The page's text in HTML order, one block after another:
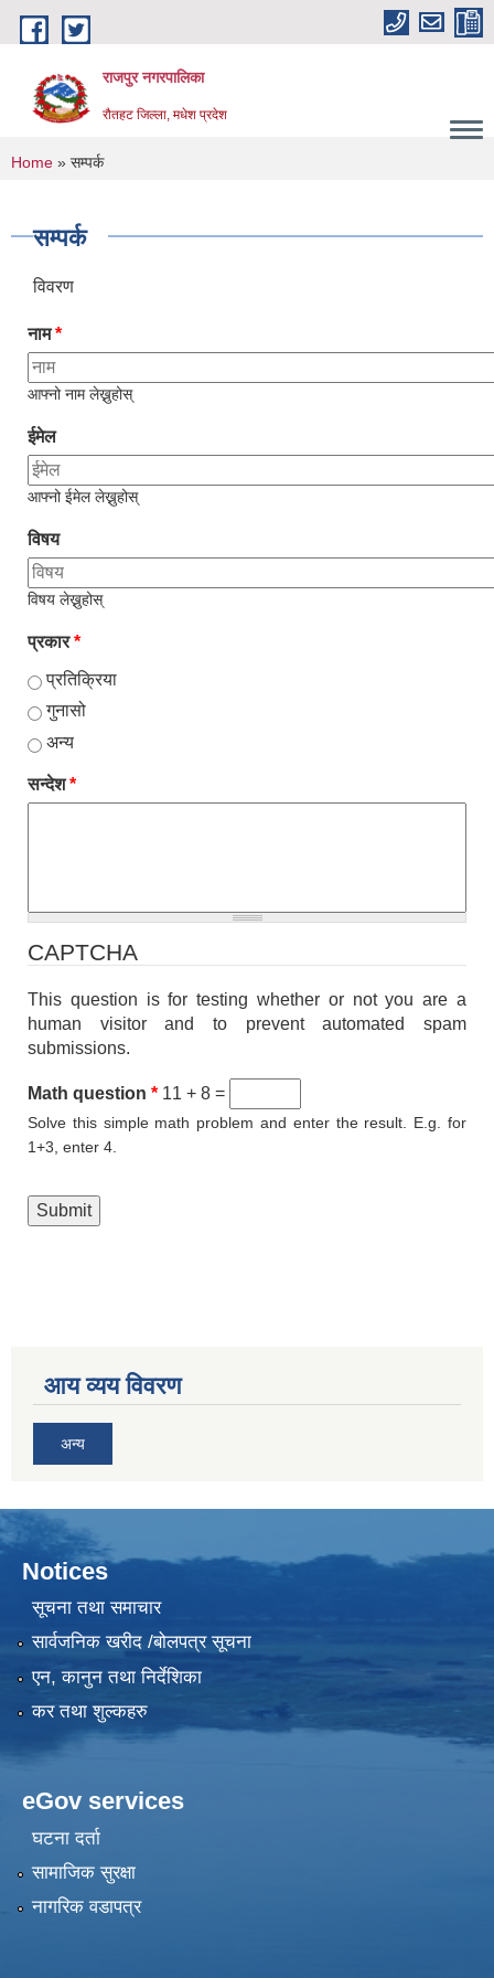
Skip to main content
राजपुर नगरपालिका
रौतहट जिल्ला, मधेश प्रदेश
You are here
Home » सम्पर्क
सम्पर्क
विवरण
नाम*
आफ्नो नाम लेख्नुहोस्
ईमेल
आफ्नो ईमेल लेख्नुहोस्
विषय
विषय लेख्नुहोस्
प्रकार*
प्रतिक्रिया
गुनासो
अन्य
सन्देश*
CAPTCHA
This question is for testing whether or not you are a
human visitor and to prevent automated spam
submissions.
Math question * 11 + 8 =
Solve this simple math problem and enter the result. E.g. for
1+3, enter 4.
आय व्यय विवरण
अन्य
Notices
सूचना तथा समाचार
सार्वजनिक खरीद /बोलपत्र सूचना
एन, कानुन तथा निर्देशिका
कर तथा शुल्कहरु
eGov services
घटना दर्ता
सामाजिक सुरक्षा
नागरिक वडापत्र